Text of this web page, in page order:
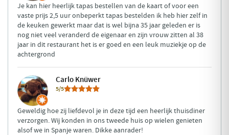
Je kan hier heerlijk tapas bestellen van de kaart of voor een
vaste prijs 2,5 uur onbeperkt tapas bestelden ik heb hier zelf in
de keuken gewerkt maar dat is wel bijna 35 jaar geleden er is
nog niet veel veranderd de eigenaar en zijn vrouw zitten al 38
jaar in dit restaurant het is er goed en een leuk muziekje op de
achtergrond
Carlo Knüwer
5/5
Geweldig hoe zij liefdevol je in deze tijd een heerlijk thuisdiner
verzorgen. Wij konden in ons tweede huis op wielen genieten
alsof we in Spanje waren. Dikke aanrader!